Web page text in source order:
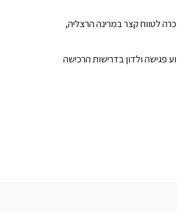
לטווח קצר במרינה הרצליה,
פגישה ולדון בדרישות הרכישה